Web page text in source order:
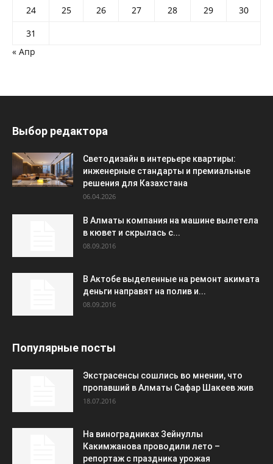
24
25 26 27 28 29
30
31
« Апр
Выбор редактора
Светодизайн в интерьере квартиры:
инженерные стандарты и премиальные
решения для Казахстана
06.04.2026
В Алматы компания на машине вылетела
в кювет и скрылась с...
08.09.2016
В Актобе выделенные на ремонт акимата
деньги направят на полив и...
08.09.2016
Популярные посты
Экстрасенсы сошлись во мнении, что
пропавший в Алматы Сафар Шакеев жив
18.07.2016
На виноградниках Зейнуллы
Какимжанова проводили лето –
репортаж с праздника урожая